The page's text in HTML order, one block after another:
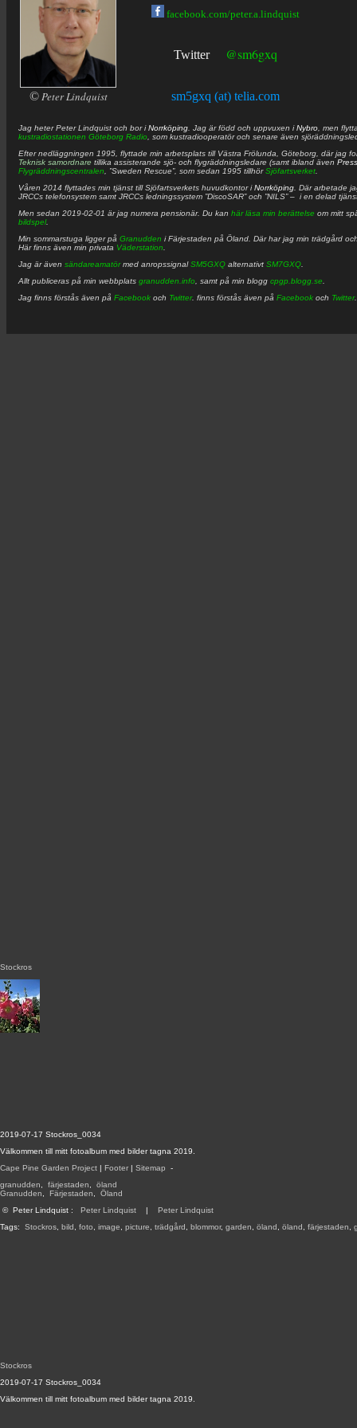
2019-07-17 Stockros_0034
Välkommen till mitt fotoalbum med bilder tagna 2019.
Cape Pine Garden Project | Footer | Sitemap -
granudden
färjestaden
öland
Granudden
Färjestaden
Öland
© Peter Lindquist : Peter Lindquist | Peter Lindquist
Tags: Stockros bild foto image picture trädgård blommor, garden öland öland färjestaden
Stockros
Stockros
2019-07-17 Stockros_0034
Välkommen till mitt fotoalbum med bilder tagna 2019.
© Peter Lindquist
facebook.com/peter.a.lindquist
Twitter @sm6gxq
sm5gxq (at) telia.com
Jag heterPeter Lindquist och bor iNorrköping . Jag är född och uppvuxen iNybro , men
kustradiostationen Göteborg Radio , som kustradiooperatör och senare även
Efter nedläggningen 1995, flyttade min arbetsplats till Västra Frölunda, Göteborg, där jag
Teknisk samordnare tillika assisterande sjö- och flygräddningsledare (samt ibland även
Flygräddningscentralen , ”Sweden Rescue”, som sedan 1995 tillhörSjöfartsverket
Våren 2014 flyttades min tjänst till Sjöfartsverkets huvudkontor iNorrköping . Där arbetade
JRCCs telefonsystem samt JRCCs ledningssystem ”DiscoSAR” och ”NILS” – i en delad
Men sedan 2019-02-01 är jag numera pensionär. Du kan här läsa min berättelse om mitt
bildspel.
Min sommarstuga ligger på Granudden i Färjestaden på Öland. Där har jag min trädgård
Här finns även min privata Väderstation
Jag är även sändareamatörmed anropssignalSM5GXQ alternativt SM7GXQ
Allt publiceras på min webbplats granudden.info , samt på min blogg cpgp.blogg.se
Jag finns förstås även på Facebook och Twitter. finns förstås även på Facebook och Twitter.